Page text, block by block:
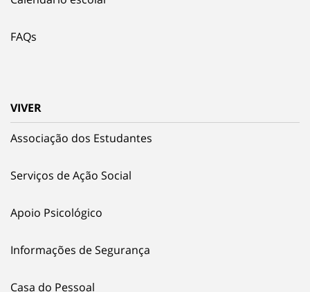
FAQs
VIVER
Associação dos Estudantes
Serviços de Ação Social
Apoio Psicológico
Informações de Segurança
Casa do Pessoal